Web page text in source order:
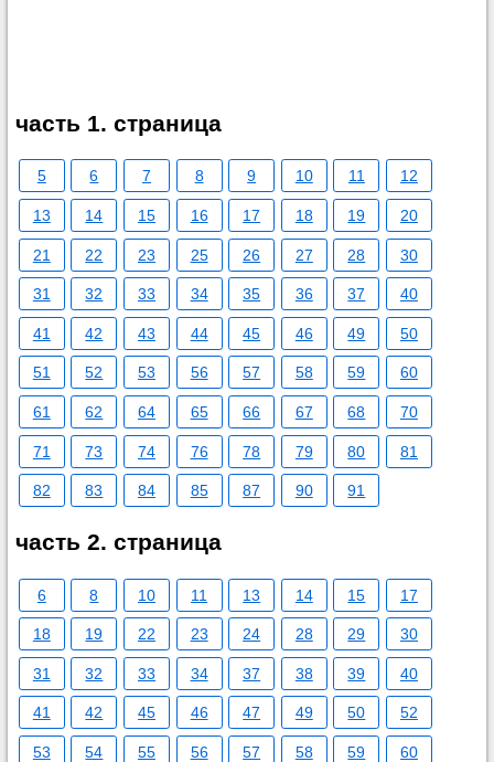
часть 1. страница
5 6 7 8 9 10 11 12
13 14 15 16 17 18 19 20
21 22 23 25 26 27 28 30
31 32 33 34 35 36 37 40
41 42 43 44 45 46 49 50
51 52 53 56 57 58 59 60
61 62 64 65 66 67 68 70
71 73 74 76 78 79 80 81
82 83 84 85 87 90 91
часть 2. страница
6 8 10 11 13 14 15 17
18 19 22 23 24 28 29 30
31 32 33 34 37 38 39 40
41 42 45 46 47 49 50 52
53 54 55 56 57 58 59 60